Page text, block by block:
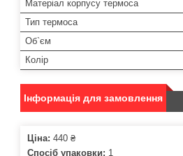
Матеріал корпусу термоса
Тип термоса
Об`єм
Колір
Інформація для замовлення
Ціна: 440 ₴
Спосіб упаковки: 1